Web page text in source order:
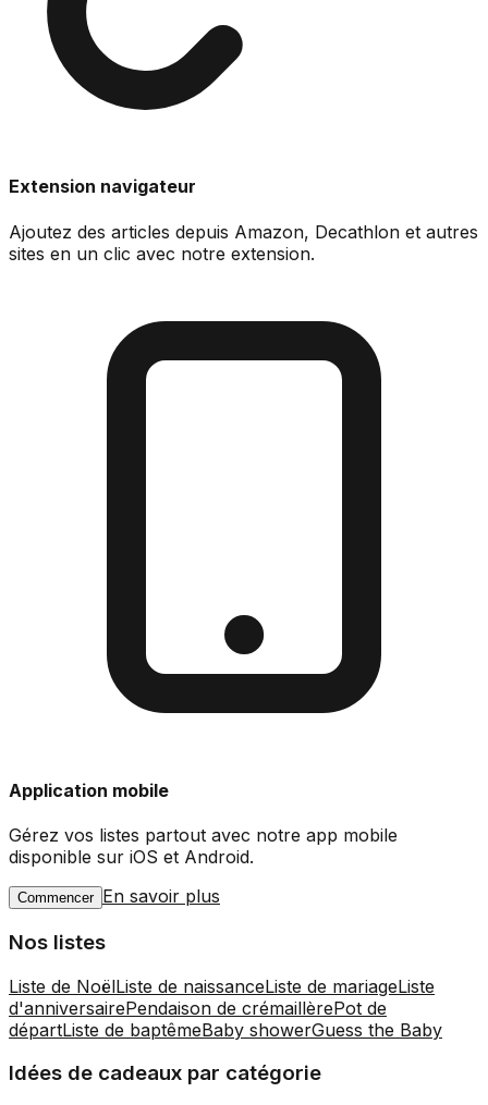
Extension navigateur
Ajoutez des articles depuis Amazon, Decathlon et autres
sites en un clic avec notre extension.
Application mobile
Gérez vos listes partout avec notre app mobile
disponible sur iOS et Android.
Commencer En savoir plus
Nos listes
Liste de NoëlListe de naissanceListe de mariageListe
d'anniversairePendaison de crémaillèrePot de
départListe de baptêmeBaby showerGuess the Baby
Idées de cadeaux par catégorie